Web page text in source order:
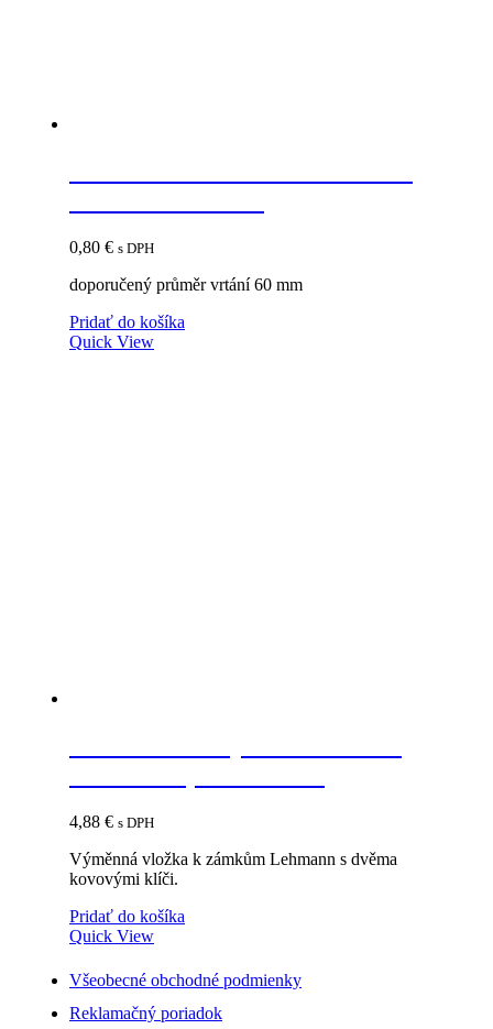
0,80 € s DPH
doporučený průměr vrtání 60 mm
Pridať do košíka
Quick View
4,88 € s DPH
Výměnná vložka k zámkům Lehmann s dvěma
kovovými klíči.
Pridať do košíka
Quick View
Všeobecné obchodné podmienky
Reklamačný poriadok